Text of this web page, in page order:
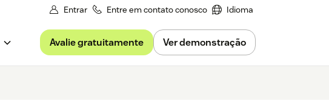
Entrar Entre em contato conosco Idioma
Avalie gratuitamente Ver demonstração